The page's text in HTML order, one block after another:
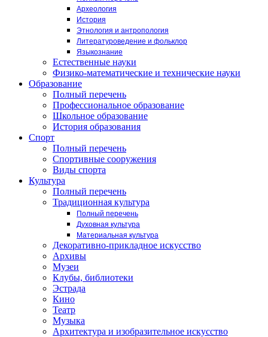
Археология
История
Этнология и антропология
Литературоведение и фольклор
Языкознание
Естественные науки
Физико-математические и технические науки
Образование
Полный перечень
Профессиональное образование
Школьное образование
История образования
Спорт
Полный перечень
Спортивные сооружения
Виды спорта
Культура
Полный перечень
Традиционная культура
Полный перечень
Духовная культура
Материальная культура
Декоративно-прикладное искусство
Архивы
Музеи
Клубы, библиотеки
Эстрада
Кино
Театр
Музыка
Архитектура и изобразительное искусство